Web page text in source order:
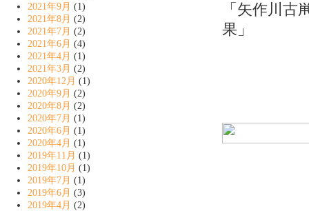
2021年9月 (1)
2021年8月 (2)
2021年7月 (2)
2021年6月 (4)
2021年4月 (1)
2021年3月 (2)
2020年12月 (1)
2020年9月 (2)
2020年8月 (2)
2020年7月 (1)
2020年6月 (1)
2020年4月 (1)
2019年11月 (1)
2019年10月 (1)
2019年7月 (1)
2019年6月 (3)
2019年4月 (2)
「矢作川
果」